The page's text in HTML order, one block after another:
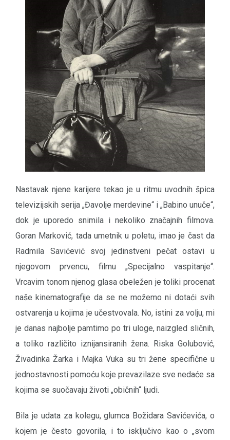
Nastavak njene karijere tekao je u ritmu uvodnih špica
televizijskih serija „Đavolje merdevine“ i „Babino unuče“,
dok je uporedo snimila i nekoliko značajnih filmova.
Goran Marković, tada umetnik u poletu, imao je čast da
Radmila Savićević svoj jedinstveni pečat ostavi u
njegovom prvencu, filmu „Specijalno vaspitanje“.
Vrcavim tonom njenog glasa obeležen je toliki procenat
naše kinematografije da se ne možemo ni dotaći svih
ostvarenja u kojima je učestvovala. No, istini za volju, mi
je danas najbolje pamtimo po tri uloge, naizgled sličnih,
a toliko različito iznijansiranih žena. Riska Golubović,
Živadinka Žarka i Majka Vuka su tri žene specifične u
jednostavnosti pomoću koje prevazilaze sve nedaće sa
kojima se suočavaju životi „običnih“ ljudi.
Bila je udata za kolegu, glumca Božidara Savićevića, o
kojem je često govorila, i to isključivo kao o „svom